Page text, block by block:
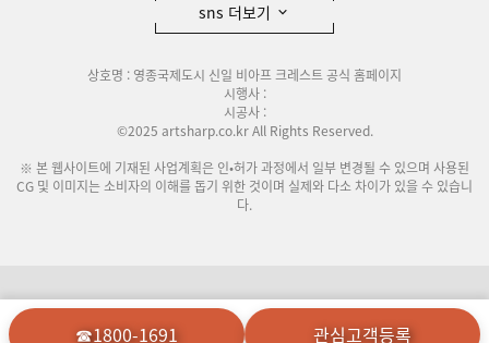
sns 더보기
상호명 : 영종국제도시 신일 비아프 크레스트 공식 홈페이지
시행사 :
시공사 :
©2025 artsharp.co.kr All Rights Reserved.
※ 본 웹사이트에 기재된 사업계획은 인•허가 과정에서 일부 변경될 수 있으며 사용된
CG 및 이미지는 소비자의 이해를 돕기 위한 것이며 실제와 다소 차이가 있을 수 있습니
다.
이용안내 개인정보처리방침
☎1800-1691 관심고객등록